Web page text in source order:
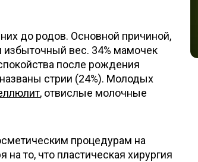
до родов. Основной причиной,
избыточный вес. 34% мамочек
после рождения
стрии (24%). Молодых
, отвислые молочные
процедурам на
то, что пластическая хирургия